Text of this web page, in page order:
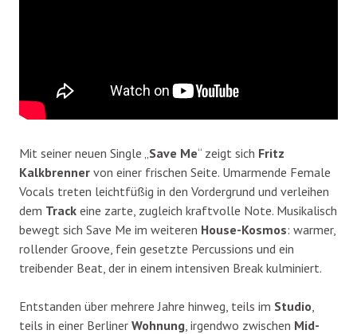
Mit seiner neuen Single „ Save Me“ zeigt sich Fritz
Kalkbrenner von einer frischen Seite. Umarmende Female
Vocals treten leichtfüßig in den Vordergrund und verleihen
dem Track eine zarte, zugleich kraftvolle Note. Musikalisch
bewegt sich Save Me im weiteren House-Kosmos: warmer,
rollender Groove, fein gesetzte Percussions und ein
treibender Beat, der in einem intensiven Break kulminiert.
Entstanden über mehrere Jahre hinweg, teils im Studio
teils in einer Berliner Wohnung , irgendwo zwischen Mid-